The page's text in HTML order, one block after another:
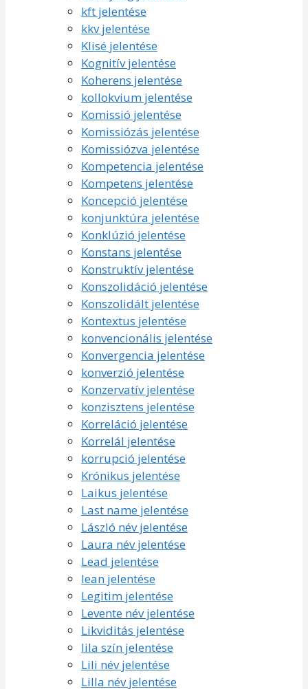
kft jelentése
kkv jelentése
Klisé jelentése
Kognitív jelentése
Koherens jelentése
kollokvium jelentése
Komissió jelentése
Komissiózás jelentése
Komissiózva jelentése
Kompetencia jelentése
Kompetens jelentése
Koncepció jelentése
konjunktúra jelentése
Konklúzió jelentése
Konstans jelentése
Konstruktív jelentése
Konszolidáció jelentése
Konszolidált jelentése
Kontextus jelentése
konvencionális jelentése
Konvergencia jelentése
konverzió jelentése
Konzervatív jelentése
konzisztens jelentése
Korreláció jelentése
Korrelál jelentése
korrupció jelentése
Krónikus jelentése
Laikus jelentése
Last name jelentése
László név jelentése
Laura név jelentése
Lead jelentése
lean jelentése
Legitim jelentése
Levente név jelentése
Likviditás jelentése
lila szín jelentése
Lili név jelentése
Lilla név jelentése